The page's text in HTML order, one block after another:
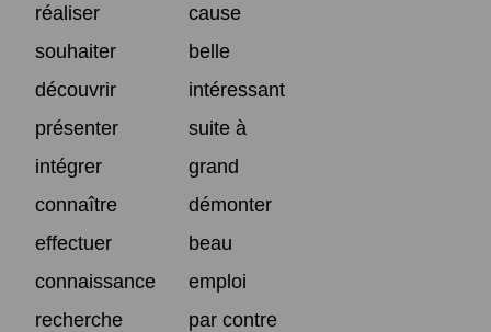
réaliser
cause
souhaiter
belle
découvrir
intéressant
présenter
suite à
intégrer
grand
connaître
démonter
effectuer
beau
connaissance
emploi
recherche
par contre